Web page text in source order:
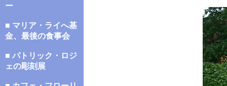
ー
■ マリア・ライへ基
金、最後の食事会
■ パトリック・ロジ
ェの彫刻展